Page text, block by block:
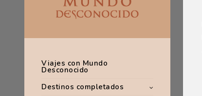
Viajes con Mundo
Desconocido
Destinos completados